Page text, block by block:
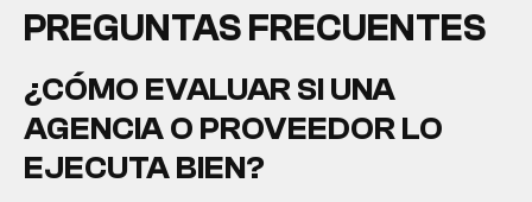
PREGUNTAS FRECUENTES
¿CÓMO EVALUAR SI UNA
AGENCIA O PROVEEDOR LO
EJECUTA BIEN?